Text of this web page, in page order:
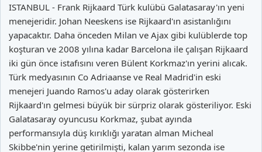
ISTANBUL - Frank Rijkaard Türk kulübü Galatasaray'ın yeni
menejeridir. Johan Neeskens ise Rijkaard'ın asistanlığını
yapacaktır. Daha önceden Milan ve Ajax gibi kulüblerde top
koşturan ve 2008 yılına kadar Barcelona ile çalışan Rijkaard
iki gün önce istafısını veren Bülent Korkmaz'ın yerini alıcak.
Türk medyasının Co Adriaanse ve Real Madrid'in eski
menejeri Juando Ramos'u aday olarak gösterirken
Rijkaard'ın gelmesi büyük bir sürpriz olarak gösteriliyor. Eski
Galatasaray oyuncusu Korkmaz, şubat ayında
performansıyla düş kırıklığı yaratan alman Micheal
Skibbe'nin yerine getirilmişti, kalan yarım sezonda ise